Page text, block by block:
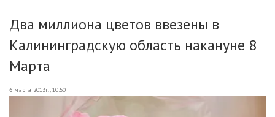
Два миллиона цветов ввезены в
Калининградскую область накануне 8
Марта
6 марта 2013г., 10:50